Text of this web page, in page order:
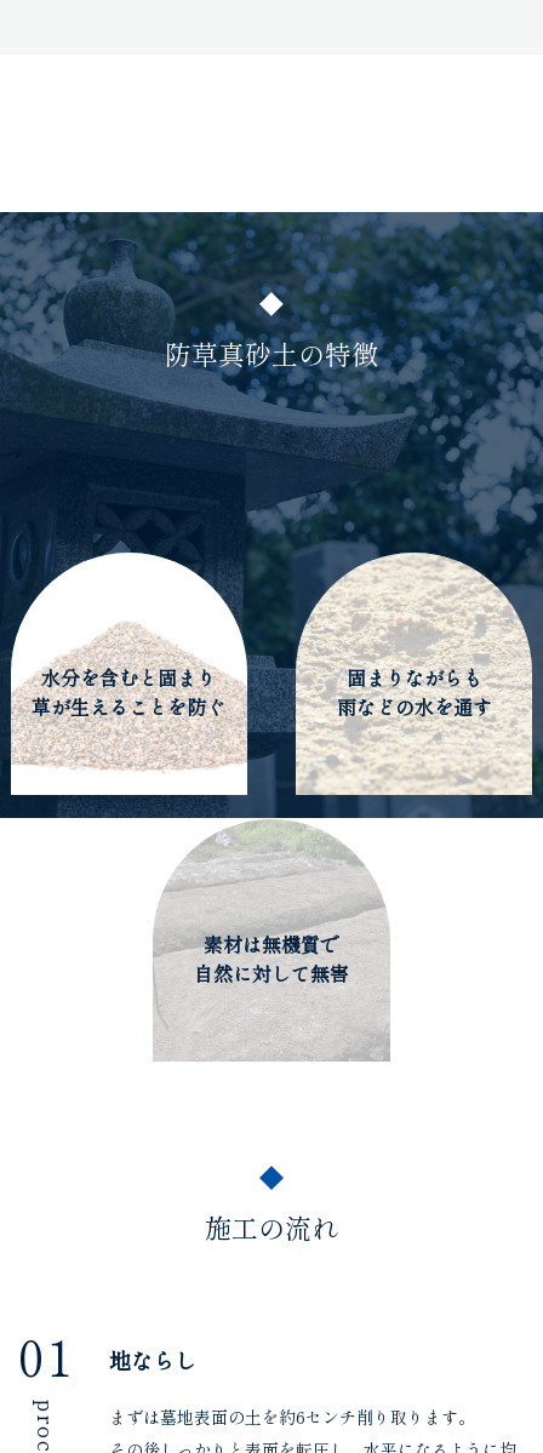
防草真砂土の特徴
元々舗装材としての用途であるため人が歩いても大丈夫な
水分を含むと固まり
草が生えることを防ぐ
固まりながらも
雨などの水を通す
素材は無機質で
自然に対して無害
施工の流れ
01 地ならし
まずは墓地表面の土を約6センチ削り取ります。